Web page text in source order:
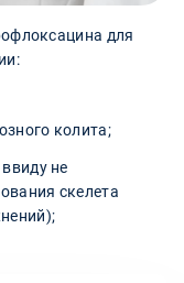
для
колита;
не
скелета